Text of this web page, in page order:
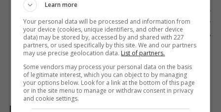
Следующий пост
ВЕДУЩЕМУ «РОССИЯ-1» КОРЧЕВНИКОВУ
ЗАПРЕТИЛИ ВЪЕЗД В УКРАИНУ НА 3 ГОДА
Learn more
Your personal data will be processed and information from
your device (cookies, unique identifiers, and other device
data) may be stored by, accessed by and shared with 227
partners, or used specifically by this site. We and our partners
may use precise geolocation data. List of partners.
Some vendors may process your personal data on the basis
of legitimate interest, which you can object to by managing
your options below. Look for a link at the bottom of this page
or in the site menu to manage or withdraw consent in privacy
and cookie settings.